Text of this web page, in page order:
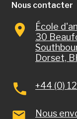
Nous contacter
École
30
Dorset,
+44 (0)
Nous